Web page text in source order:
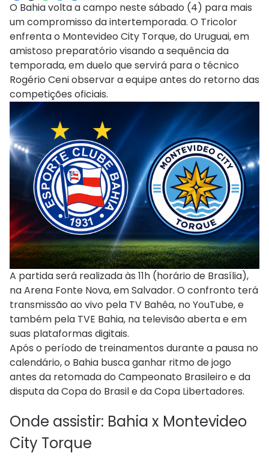
O Bahia volta a campo neste sábado (4) para mais
um compromisso da intertemporada. O Tricolor
enfrenta o Montevideo City Torque, do Uruguai, em
amistoso preparatório visando a sequência da
temporada, em duelo que servirá para o técnico
Rogério Ceni observar a equipe antes do retorno das
competições oficiais.
A partida será realizada às 11h (horário de Brasília),
na Arena Fonte Nova, em Salvador. O confronto terá
transmissão ao vivo pela TV Bahêa, no YouTube, e
também pela TVE Bahia, na televisão aberta e em
suas plataformas digitais.
Após o período de treinamentos durante a pausa no
calendário, o Bahia busca ganhar ritmo de jogo
antes da retomada do Campeonato Brasileiro e da
disputa da Copa do Brasil e da Copa Libertadores.
Onde assistir: Bahia x Montevideo
City Torque